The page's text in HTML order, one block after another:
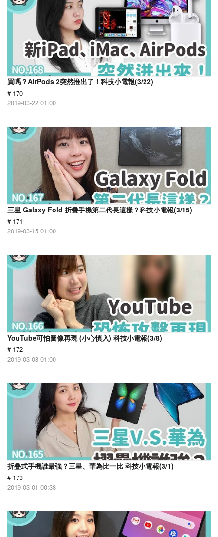
買嗎？AirPods 2突然推出了！科技小電報(3/22)
# 170
2019-03-22 01:00
三星 Galaxy Fold 折疊手機第二代長這樣？科技小電報(3/15)
# 171
2019-03-15 01:00
YouTube可怕圖像再現 (小心慎入) 科技小電報(3/8)
# 172
2019-03-08 01:00
折疊式手機誰最強？三星、華為比一比 科技小電報(3/1)
# 173
2019-03-01 00:38